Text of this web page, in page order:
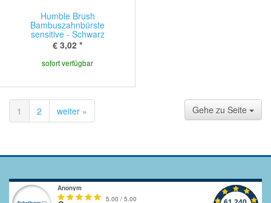
Humble Brush
Bambuszahnbürste
sensitive - Schwarz
€ 3,02 *
sofort verfügbar
1 2 weiter » Gehe zu Seite